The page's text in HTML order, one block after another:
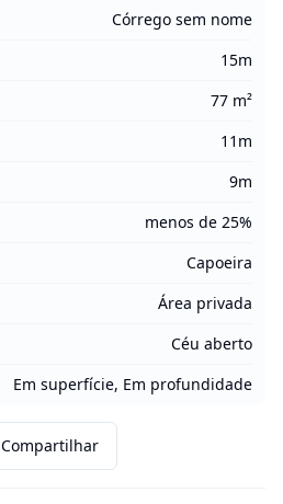
Córrego sem nome
15m
77 m²
11m
9m
menos de 25%
Capoeira
Área privada
Céu aberto
Em superfície, Em profundidade
Compartilhar